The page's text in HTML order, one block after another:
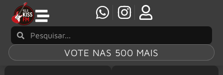
VOTE NAS 500 MAIS